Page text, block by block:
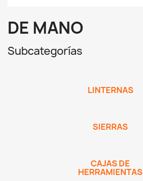
DE MANO
Subcategorías
LINTERNAS
SIERRAS
CAJAS DE
HERRAMIENTAS